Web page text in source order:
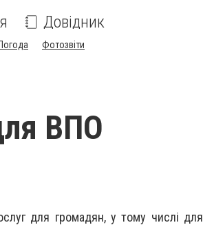
Довідник
Погода Фотозвіти
ВПО
для громадян, у тому числі для